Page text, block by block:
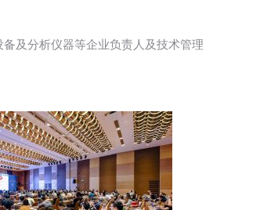
及分析仪器等企业负责人及技术管理